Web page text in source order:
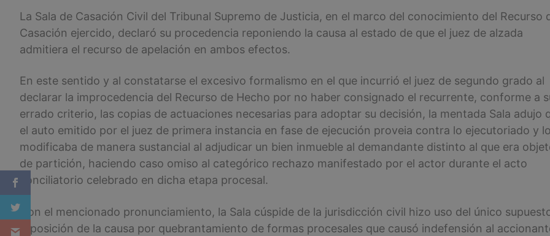
La Sala de Casación Civil del Tribunal Supremo de Justicia, en el marco del conocimiento del Recurso
Casación ejercido, declaró su procedencia reponiendo la causa al estado de que el juez de alzada
admitiera el recurso de apelación en ambos efectos.
En este sentido y al constatarse el excesivo formalismo en el que incurrió el juez de segundo grado al
declarar la improcedencia del Recurso de Hecho por no haber consignado el recurrente, conforme a
errado criterio, las copias de actuaciones necesarias para adoptar su decisión, la mentada Sala adujo
el auto emitido por el juez de primera instancia en fase de ejecución proveia contra lo ejecutoriado y lo
modificaba de manera sustancial al adjudicar un bien inmueble al demandante distinto al que era
de partición, haciendo caso omiso al categórico rechazo manifestado por el actor durante el acto
conciliatorio celebrado en dicha etapa procesal.
Con el mencionado pronunciamiento, la Sala cúspide de la jurisdicción civil hizo uso del único
reposición de la causa por quebrantamiento de formas procesales que causó indefensión al